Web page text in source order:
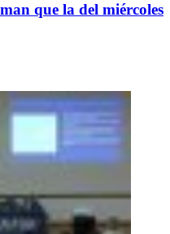
que la del miércoles